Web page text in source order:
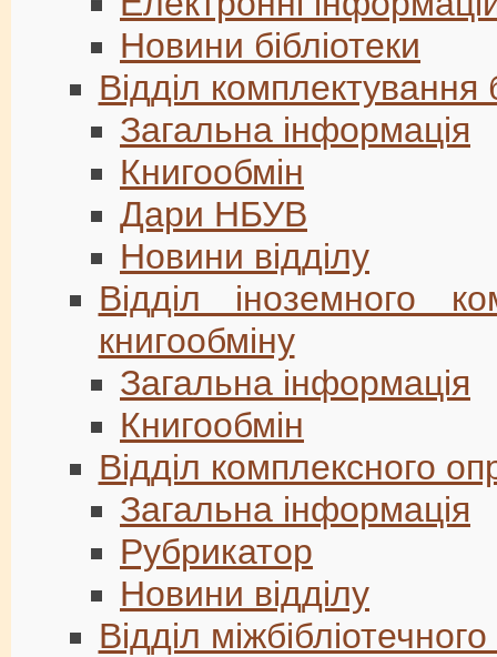
Новини бібліотеки
Відділ комплектування
Загальна інформація
Книгообмін
Дари НБУВ
Новини відділу
Відділ іноземного
книгообміну
Загальна інформація
Книгообмін
Відділ комплексного
Загальна інформація
Рубрикатор
Новини відділу
Відділ